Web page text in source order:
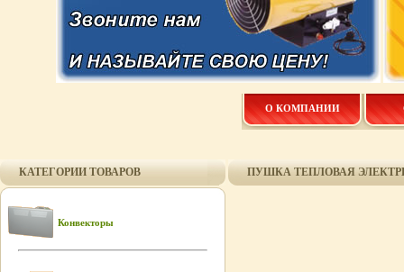
О КОМПАНИИ
КАТЕГОРИИ ТОВАРОВ
Конвекторы
ПУШКА ТЕПЛОВАЯ